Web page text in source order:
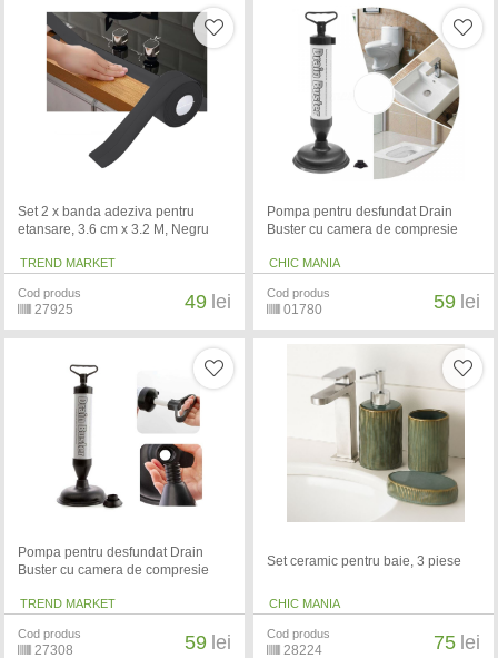
Set 2 x banda adeziva pentru
etansare, 3.6 cm x 3.2 M, Negru
TREND MARKET
Cod produs
27925 49 lei
Pompa pentru desfundat Drain
Buster cu camera de compresie
CHIC MANIA
Cod produs
01780 59 lei
Pompa pentru desfundat Drain
Buster cu camera de compresie
TREND MARKET
Cod produs
27308 59 lei
Set ceramic pentru baie, 3 piese
CHIC MANIA
Cod produs
28224 75 lei